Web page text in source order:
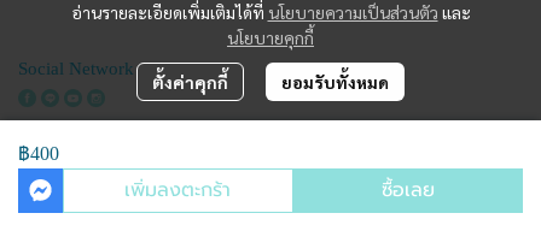
฿400
เพิ่มลงตะกร้า ซื้อเลย
อ่านรายละเอียดเพิ่มเติมได้ที่ นโยบายความเป็นส่วนตัว และ
นโยบายคุกกี้
ตั้งค่าคุกกี้ ยอมรับทั้งหมด
Social Network
Copyright | All Rights Reserved | Powered by siamderma.com
Powered By MakeWebEasy